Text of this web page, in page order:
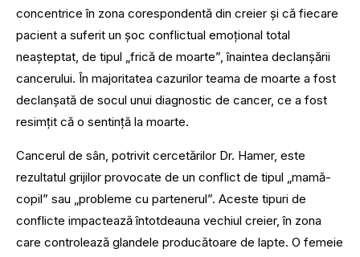
concentrice în zona corespondentă din creier și că fiecare
pacient a suferit un șoc conflictual emoțional total
neașteptat, de tipul „frică de moarte”, înaintea declanșării
cancerului. În majoritatea cazurilor teama de moarte a fost
declanșată de socul unui diagnostic de cancer, ce a fost
resimțit că o sentință la moarte.
Cancerul de sân, potrivit cercetărilor Dr. Hamer, este
rezultatul grijilor provocate de un conflict de tipul „mamă-
copil” sau „probleme cu partenerul”. Aceste tipuri de
conflicte impactează întotdeauna vechiul creier, în zona
care controlează glandele producătoare de lapte. O femeie